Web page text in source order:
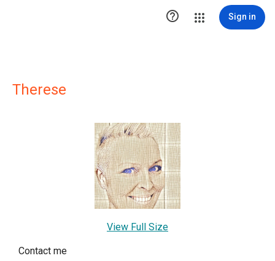
 Sign in
Therese
View Full Size
Contact me